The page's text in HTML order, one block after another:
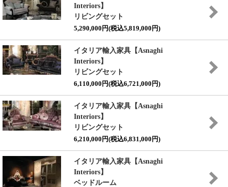
Interiors】
リビングセット
5,290,000円(税込5,819,000円)
イタリア輸入家具【Asnaghi
Interiors】
リビングセット
6,110,000円(税込6,721,000円)
イタリア輸入家具【Asnaghi
Interiors】
リビングセット
6,210,000円(税込6,831,000円)
イタリア輸入家具【Asnaghi
Interiors】
ベッドルーム